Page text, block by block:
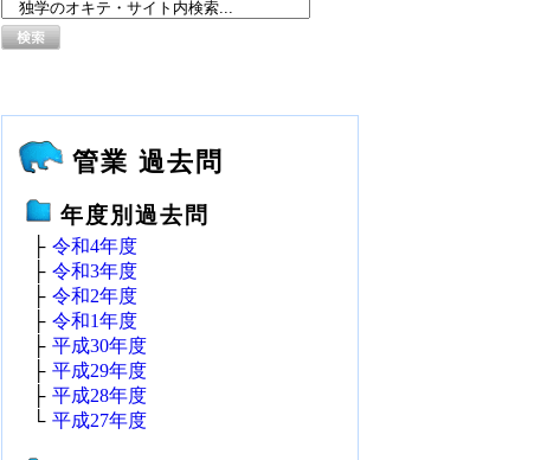
管業 過去問
年度別過去問
├ 令和4年度
├ 令和3年度
├ 令和2年度
├ 令和1年度
├ 平成30年度
├ 平成29年度
├ 平成28年度
└ 平成27年度